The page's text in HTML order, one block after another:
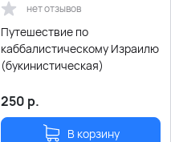
нет отзывов
Путешествие по
каббалистическому Израилю
(букинистическая)
250 р.
В корзину